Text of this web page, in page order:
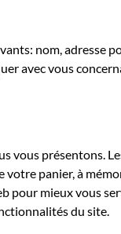
nom, adresse
avec vous
vous présentons.
panier, à
pour mieux vous
du site.